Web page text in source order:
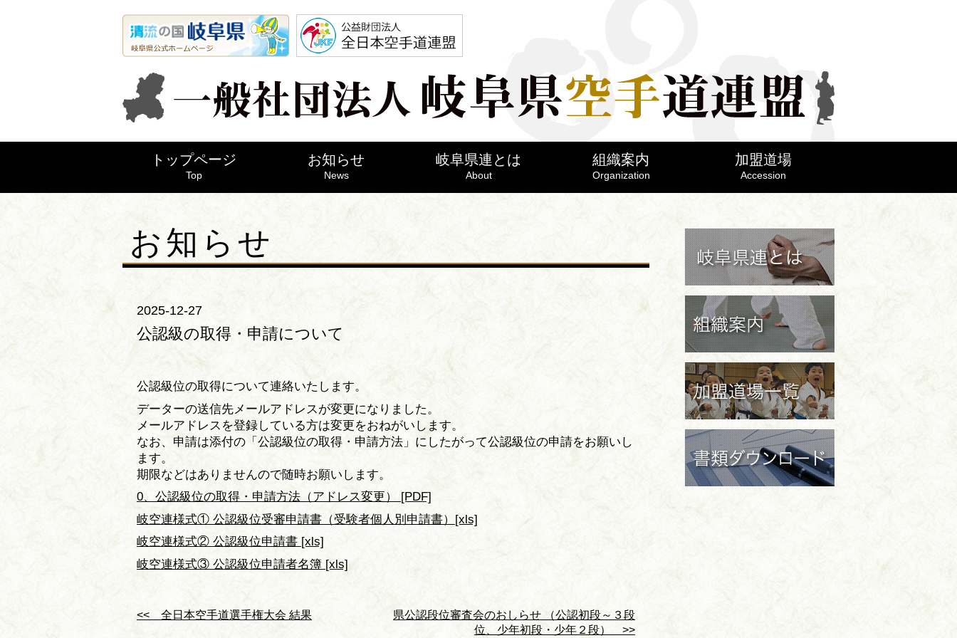
トップページ
Top
お知らせ
News
岐阜県連とは
About
組織案内
Organization
加盟道場
Accession
お知らせ
2025-12-27
公認級の取得・申請について
公認級位の取得について連絡いたします。
データーの送信先メールアドレスが変更になりました。
メールアドレスを登録している方は変更をおねがいします。
なお、申請は添付の「公認級位の取得・申請方法」にしたがって公認級位の申請をお願いし
ます。
期限などはありませんので随時お願いします。
0、公認級位の取得・申請方法（アドレス変更） [PDF]
岐空連様式① 公認級位受審申請書（受験者個人別申請書）[xls]
岐空連様式② 公認級位申請書 [xls]
岐空連様式③ 公認級位申請者名簿 [xls]
県公認段位審査会のおしらせ （公認初段～３段
位、少年初段・少年２段） >>
<< 全日本空手道選手権大会 結果